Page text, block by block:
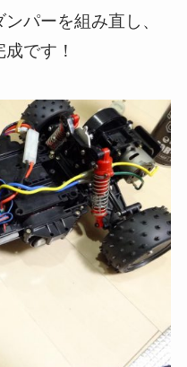
パーを組み直し、
です！